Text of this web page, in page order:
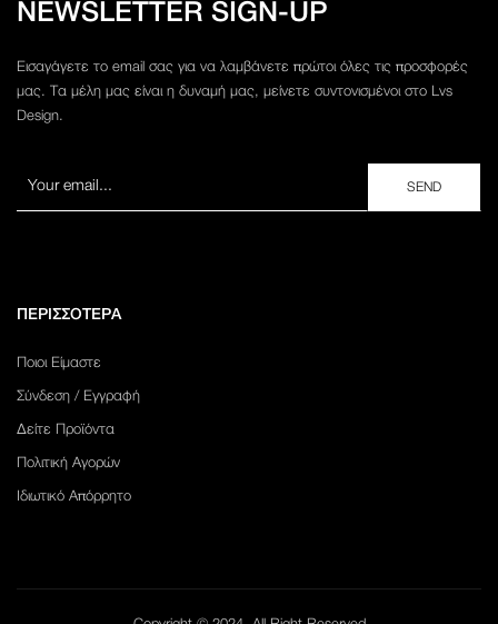
NEWSLETTER SIGN-UP
Εισαγάγετε το email σας για να λαμβάνετε πρώτοι όλες τις προσφορές
μας. Τα μέλη μας είναι η δυναμή μας, μείνετε συντονισμένοι στο Lvs
Design.
ΠΕΡΙΣΣΟΤΕΡΑ
Ποιοι Είμαστε
Σύνδεση / Εγγραφή
Δείτε Προϊόντα
Πολιτική Αγορών
Ιδιωτικό Απόρρητο